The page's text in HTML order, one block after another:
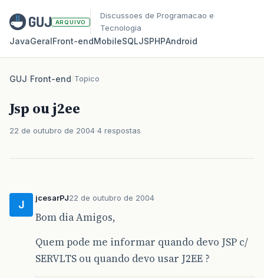
ARQUIVO
Discussoes de Programacao e
Tecnologia
JavaGeralFront‑endMobileSQLJSPHPAndroid
GUJ/Front-end/Topico
Jsp ou j2ee
22 de outubro de 2004 4 respostas
J
jcesarPJ22 de outubro de 2004
Bom dia Amigos,
Quem pode me informar quando devo JSP c/
SERVLTS ou quando devo usar J2EE ?